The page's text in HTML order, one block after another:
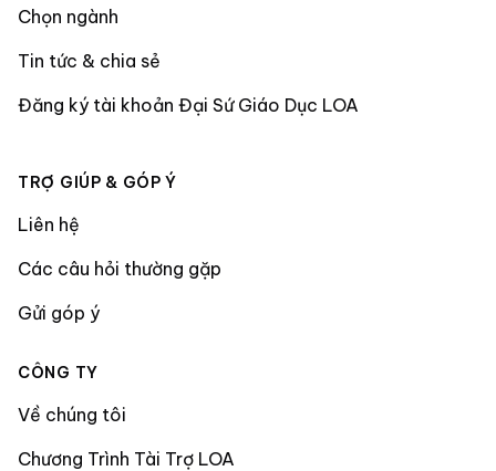
Chọn ngành
Tin tức & chia sẻ
Đăng ký tài khoản Đại Sứ Giáo Dục LOA
TRỢ GIÚP & GÓP Ý
Liên hệ
Các câu hỏi thường gặp
Gửi góp ý
CÔNG TY
Về chúng tôi
Chương Trình Tài Trợ LOA